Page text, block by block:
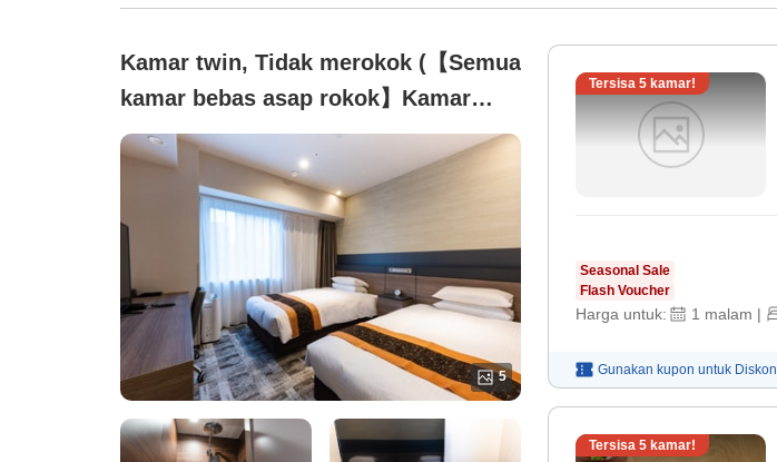
Kamar twin, Tidak merokok (【Semua
kamar bebas asap rokok】Kamar
twin (dengan bilik shower))
5
Tersisa 5 kamar!
Seasonal Sale
Flash Voucher
Harga untuk: 1 malam |
Gunakan kupon untuk Diskon
Tersisa 5 kamar!